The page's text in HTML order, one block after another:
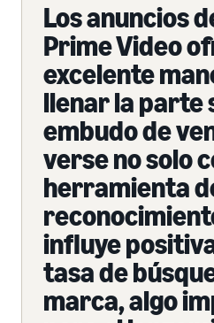
Los anuncios
Prime Video
excelente
llenar la parte
embudo de
verse no solo
herramienta
influye
tasa de
marca, algo